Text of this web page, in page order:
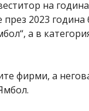
на
2023 година
а в
фирми, а